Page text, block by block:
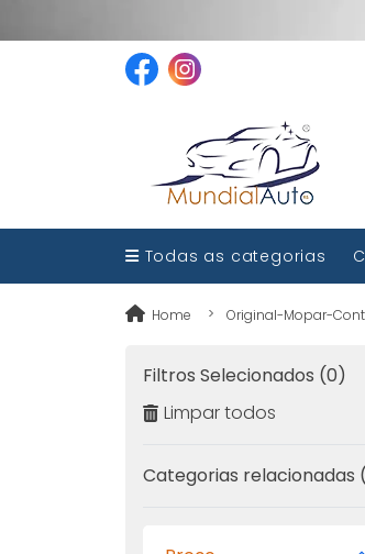
Todas as categorias
Home Original-Mopar-
Filtros Selecionados (0)
Limpar todos
Categorias relacionadas